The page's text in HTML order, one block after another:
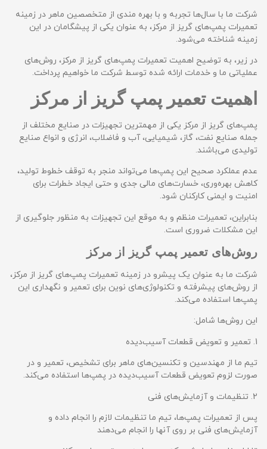
شرکت ما با سال‌ها تجربه و با بهره مندی از متخصصین ماهر در زمینه
تعمیرات پمپ‌های گریز از مرکز، به عنوان یکی از پیشگامان در این
زمینه شناخته می‌شود.
در زیر، به توضیح اهمیت تعمیرات پمپ‌های گریز از مرکز، روش‌های
عملیاتی ما و خدمات ارائه شده توسط شرکت ما خواهیم پرداخت.
اهمیت تعمیر پمپ‌ گریز از مرکز
پمپ‌های گریز از مرکز یکی از مهمترین تجهیزات در صنایع مختلف از
جمله صنایع نفت، گاز، شیمیایی، آب و فاضلاب، انرژی و انواع صنایع
تولیدی می‌باشند.
عدم عملکرد صحیح این پمپ‌ها می‌تواند منجر به توقف خطوط تولید،
کاهش بهره‌وری، خسارت‌های مالی جدی و حتی ایجاد خطرات برای
امنیت و ایمنی کارکنان شود.
بنابراین، تعمیرات منظم و به موقع این تجهیزات به منظور جلوگیری از
این مشکلات ضروری است.
روش‌های تعمیر پمپ‌ گریز از مرکز
شرکت ما به عنوان یک پیشرو در زمینه تعمیرات پمپ‌های گریز از مرکز،
از روش‌های پیشرفته و تکنولوژی‌های نوین برای تعمیر و نگهداری این
پمپ‌ها استفاده می‌کند.
این روش‌ها شامل:
1. تعمیر و تعویض قطعات آسیب‌دیده
تیم ما از مهندسین و تکنسین‌های ماهر برای تشخیص، تعمیر و در
صورت لزوم تعویض قطعات آسیب‌دیده در پمپ‌ها استفاده می‌کند.
2. تنظیمات و آزمایش‌های فنی
پس از تعمیرات پمپ‌ها، تیم ما تنظیمات لازم را انجام داده و
آزمایش‌های فنی بر روی آنها را انجام می‌دهند